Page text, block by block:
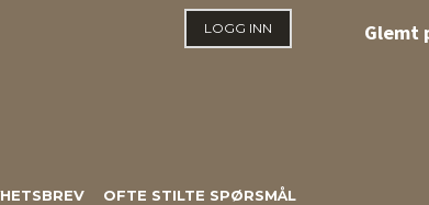
Glemt
OFTE STILTE SPØRSMÅL